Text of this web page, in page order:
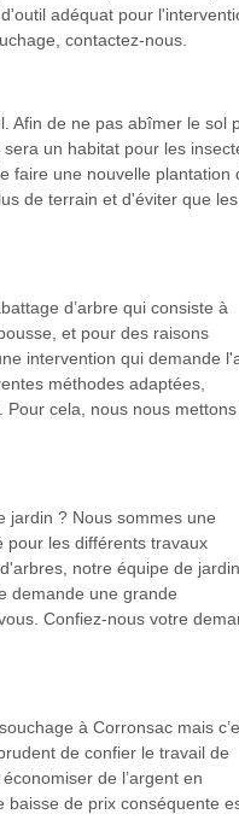
adéquat pour
contactez-nous.
Afin de ne pas abîmer le sol
un habitat pour les
faire une nouvelle plantation
de terrain et d'éviter que les
d’arbre qui consiste à
et pour des raisons
intervention qui demande
méthodes adaptées,
cela, nous nous mettons
jardin ? Nous sommes une
pour les différents travaux
notre équipe de
demande une grande
Confiez-nous votre
à Corronsac mais
de confier le travail de
de l’argent en
baisse de prix conséquente